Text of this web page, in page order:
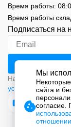
Время работы:
Время работы
Подписаться на
Нажимая на кнопку
условиями
Мы
сайта и
согласие.